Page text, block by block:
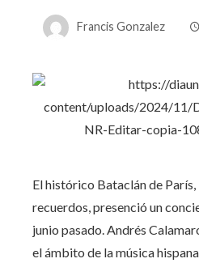
Francis Gonzalez
El histórico Bataclán de
recuerdos, presenció un
junio pasado. Andrés
el ámbito de la música